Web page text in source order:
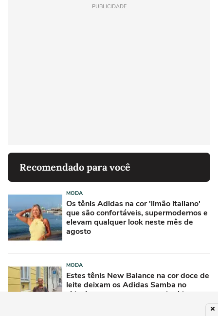
PUBLICIDADE
Recomendado para você
MODA
Os tênis Adidas na cor 'limão italiano'
que são confortáveis, supermodernos e
elevam qualquer look neste mês de
agosto
MODA
Estes tênis New Balance na cor doce de
leite deixam os Adidas Samba no
chinelo: garantem um ar mais chique e